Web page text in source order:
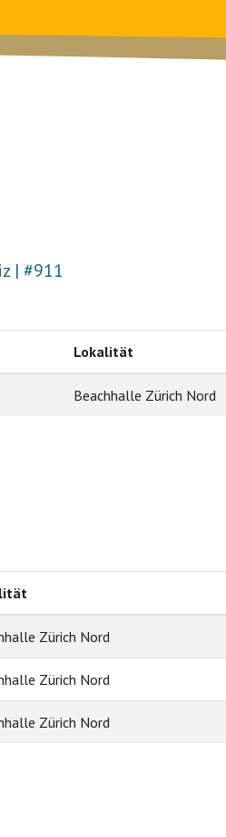
| #911
Lokalität
Beachhalle Zürich Nord
Zürich Nord
Zürich Nord
Zürich Nord